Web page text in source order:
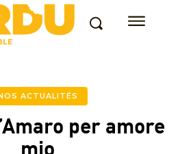
ACTUALITÉS
per amore
mio